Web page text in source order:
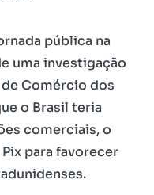
pública na
uma investigação
de Comércio dos
o Brasil teria
comerciais, o
para favorecer